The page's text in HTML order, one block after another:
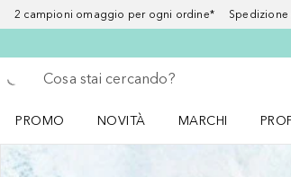
2 campioni omaggio per ogni ordine* Spedizione
Torna indietro
Esegui ricerca
PROMO
NOVITÀ
MARCHI